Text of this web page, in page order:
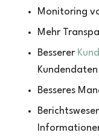
Monitoring
Mehr
Besserer
Kundendaten
Besseres